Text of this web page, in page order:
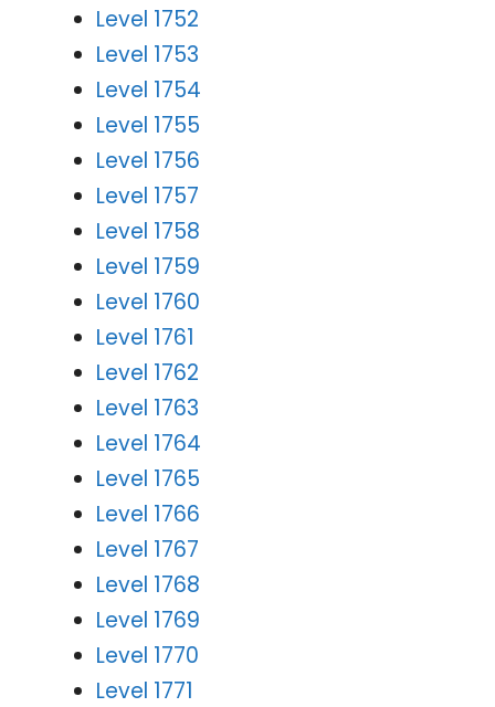
Level 1752
Level 1753
Level 1754
Level 1755
Level 1756
Level 1757
Level 1758
Level 1759
Level 1760
Level 1761
Level 1762
Level 1763
Level 1764
Level 1765
Level 1766
Level 1767
Level 1768
Level 1769
Level 1770
Level 1771